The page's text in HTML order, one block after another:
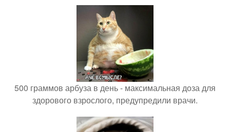
500 граммов арбуза в день - максимальная доза для
здорового взрослого, предупредили врачи.